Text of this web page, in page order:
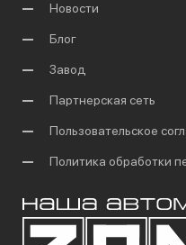
Новости
Блог
Завод
Партнерская сеть
Пользовательское
Политика обработки